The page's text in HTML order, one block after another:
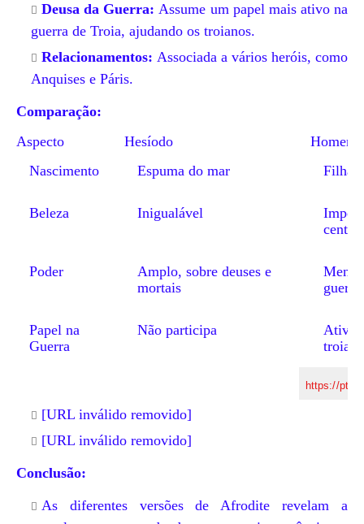
Deusa da Guerra: Assume um papel mais ativo na
guerra de Troia, ajudando os troianos.
Relacionamentos: Associada a vários heróis, como
Anquises e Páris.
Comparação:
Aspecto
Hesíodo
Homero
Nascimento
Espuma do mar Filha
Beleza Inigualável
central
Poder
Amplo, sobre deuses e
mortais
guerra
Papel na
Guerra
Não participa
Ativa,
https://
[URL inválido removido]
[URL inválido removido]
Conclusão:
As diferentes versões de Afrodite revelam a